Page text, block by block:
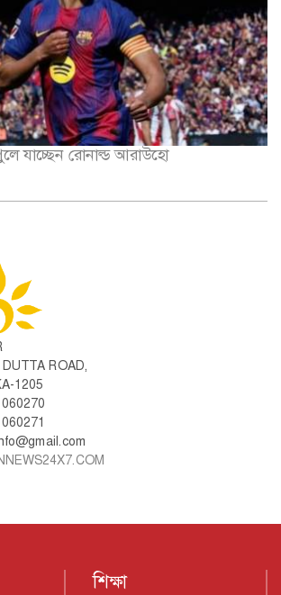
যাচ্ছেন রোনাল্ড আরাউহো
ROAD,
1205
শিক্ষা